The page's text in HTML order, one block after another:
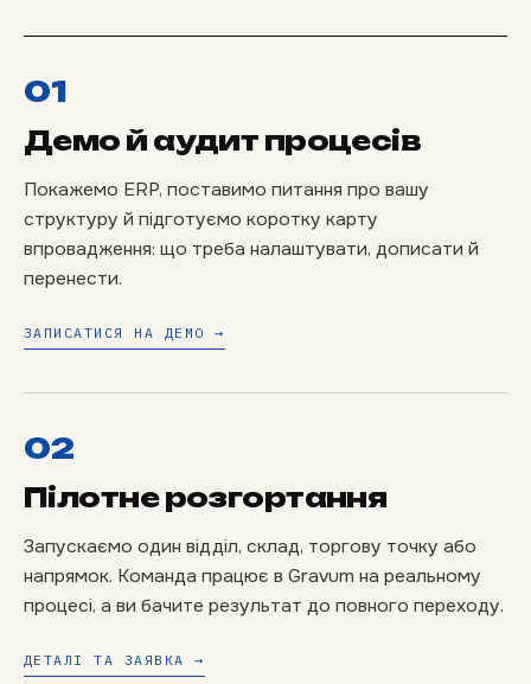
01
Демо й аудит процесів
Покажемо ERP, поставимо питання про вашу
структуру й підготуємо коротку карту
впровадження: що треба налаштувати, дописати й
перенести.
ЗАПИСАТИСЯ НА ДЕМО →
02
Пілотне розгортання
Запускаємо один відділ, склад, торгову точку або
напрямок. Команда працює в Gravum на реальному
процесі, а ви бачите результат до повного переходу.
ДЕТАЛІ ТА ЗАЯВКА →